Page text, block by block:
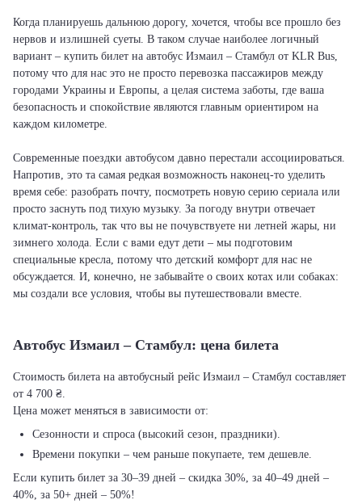
Когда планируешь дальнюю дорогу, хочется, чтобы все прошло без
нервов и излишней суеты. В таком случае наиболее логичный
вариант – купить билет на автобус Измаил – Стамбул от KLR Bus,
потому что для нас это не просто перевозка пассажиров между
городами Украины и Европы, а целая система заботы, где ваша
безопасность и спокойствие являются главным ориентиром на
каждом километре.
Современные поездки автобусом давно перестали ассоциироваться.
Напротив, это та самая редкая возможность наконец-то уделить
время себе: разобрать почту, посмотреть новую серию сериала или
просто заснуть под тихую музыку. За погоду внутри отвечает
климат-контроль, так что вы не почувствуете ни летней жары, ни
зимнего холода. Если с вами едут дети – мы подготовим
специальные кресла, потому что детский комфорт для нас не
обсуждается. И, конечно, не забывайте о своих котах или собаках:
мы создали все условия, чтобы вы путешествовали вместе.
Автобус Измаил – Стамбул: цена билета
Стоимость билета на автобусный рейс Измаил – Стамбул составляет
от 4 700 ₴.
Цена может меняться в зависимости от:
Сезонности и спроса (высокий сезон, праздники).
Времени покупки – чем раньше покупаете, тем дешевле.
Если купить билет за 30–39 дней – скидка 30%, за 40–49 дней –
40%, за 50+ дней – 50%!